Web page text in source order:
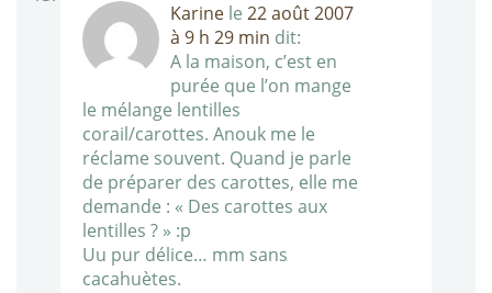
Karine le 22 août 2007
à 9 h 29 min dit:
A la maison, c’est en
purée que l’on mange
le mélange lentilles
corail/carottes. Anouk me le
réclame souvent. Quand je parle
de préparer des carottes, elle me
demande : « Des carottes aux
lentilles ? » :p
Uu pur délice… mm sans
cacahuètes.